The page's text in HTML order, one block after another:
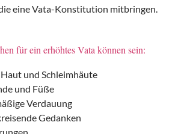
eine Vata-Konstitution mitbringen.
für ein erhöhtes Vata können sein:
und Schleimhäute
und Füße
Verdauung
Gedanken